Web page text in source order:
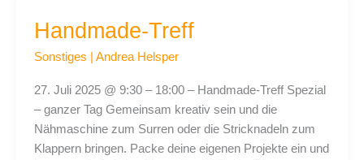
Handmade-Treff
Sonstiges Andrea Helsper
27. Juli 2025 @ 9:30 – 18:00 – Handmade-Treff Spezial
– ganzer Tag Gemeinsam kreativ sein und die
Nähmaschine zum Surren oder die Stricknadeln zum
Klappern bringen. Packe deine eigenen Projekte ein und